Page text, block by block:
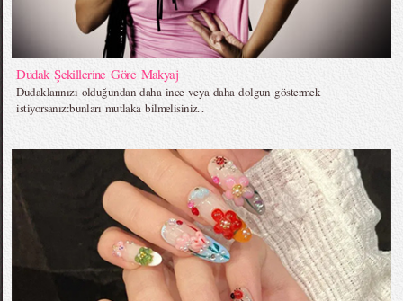
Dudak Şekillerine Göre Makyaj
Dudaklarınızı olduğundan daha ince veya daha dolgun göstermek
istiyorsanız:bunları mutlaka bilmelisiniz...